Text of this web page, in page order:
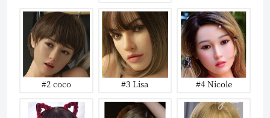
#2 coco #3 Lisa #4 Nicole